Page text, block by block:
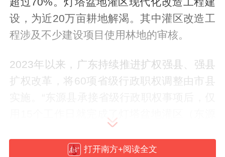
设，为近20万亩耕地解渴。其中灌区改造工
程涉及不少建设项目使用林地的审核。
2023年以来，广东持续推进扩权强县、强县
扩权改革，将60项省级行政职权调整由市县
片区）建设项目使用林地的审核工作，比起
以前缩短了半年以上。”东源县有关部门负责
打开南方+阅读全文